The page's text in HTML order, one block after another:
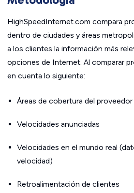
HighSpeedInternet.com compara
dentro de ciudades y áreas
a los clientes la información más
opciones de Internet. Al comparar
en cuenta lo siguiente:
Áreas de cobertura del proveedor
Velocidades anunciadas
Velocidades en el mundo real
velocidad)
Retroalimentación de clientes